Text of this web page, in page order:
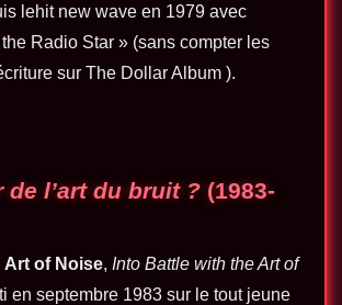
lehit new wave en 1979 avec
Radio Star » (sans compter les
sur The Dollar Album ).
de l’art du bruit ? (1983-
Art of Noise, Into Battle with the Art of
en septembre 1983 sur le tout jeune